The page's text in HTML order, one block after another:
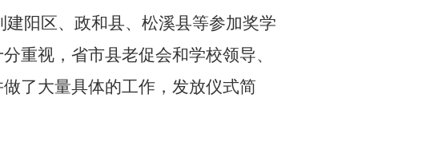
阳区、政和县、松溪县等参加奖学
重视，省市县老促会和学校领导、
了大量具体的工作，发放仪式简